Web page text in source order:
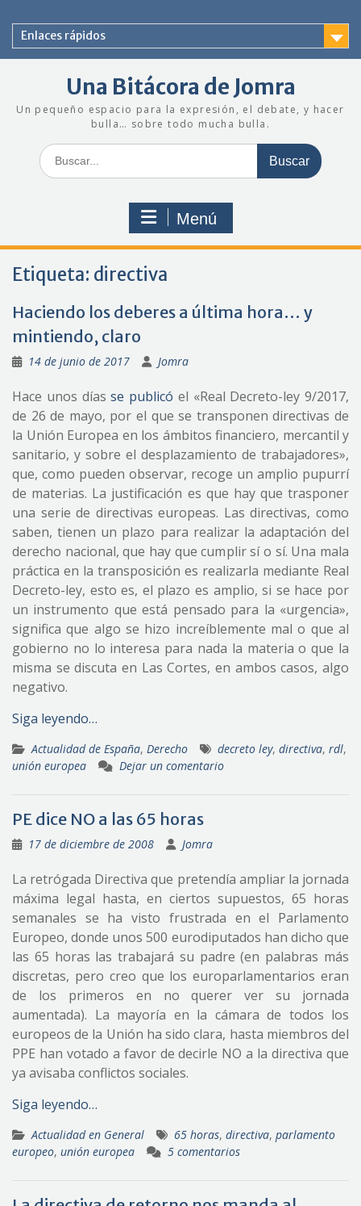
contenido
Enlaces rápidos
Una Bitácora de Jomra
Un pequeño espacio para la expresión, el debate, y hacer
bulla… sobre todo mucha bulla.
Buscar:
Menú
Etiqueta: directiva
Haciendo los deberes a última hora… y
mintiendo, claro
14 de junio de 2017 Jomra
Hace unos díasse publicó el «Real Decreto-ley 9/2017,
de 26 de mayo, por el que se transponen directivas de
la Unión Europea en los ámbitos financiero, mercantil y
sanitario, y sobre el desplazamiento de trabajadores»,
que, como pueden observar, recoge un amplio pupurrí
de materias. La justificación es que hay que trasponer
una serie de directivas europeas. Las directivas, como
saben, tienen un plazo para realizar la adaptación del
derecho nacional, que hay que cumplir sí o sí. Una mala
práctica en la transposición es realizarla mediante Real
Decreto-ley, esto es, el plazo es amplio, si se hace por
un instrumento que está pensado para la «urgencia»,
significa que algo se hizo increíblemente mal o que al
gobierno no lo interesa para nada la materia o que la
misma se discuta en Las Cortes, en ambos casos, algo
negativo.
Siga leyendo…
Actualidad de España, Derecho decreto ley, directiva, rdl,
unión europea
Dejar un comentario
PE dice NO a las 65 horas
17 de diciembre de 2008 Jomra
La retrógada Directiva que pretendía ampliar la jornada
máxima legal hasta, en ciertos supuestos, 65 horas
semanales se ha visto frustrada en el Parlamento
Europeo, donde unos 500 eurodiputados han dicho que
las 65 horas las trabajará su padre (en palabras más
discretas, pero creo que los europarlamentarios eran
de los primeros en no querer ver su jornada
aumentada). La mayoría en la cámara de todos los
europeos de la Unión ha sido clara, hasta miembros del
PPE han votado a favor de decirle NO a la directiva que
ya avisaba conflictos sociales.
Siga leyendo…
Actualidad en General 65 horas, directiva, parlamento
europeo, unión europea 5 comentarios